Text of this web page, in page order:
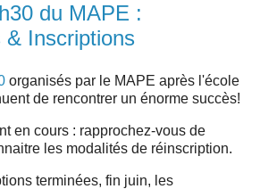
du MAPE :
& Inscriptions
organisés par le MAPE après l'école
de rencontrer un énorme succès!
en cours : rapprochez-vous de
les modalités de réinscription.
terminées, fin juin, les